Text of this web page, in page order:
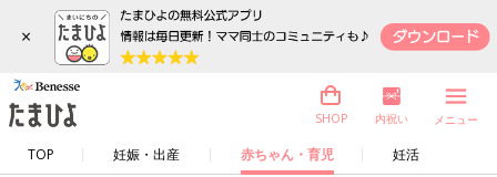
×
TOP 妊娠・出産 赤ちゃん・育児 妊活
SHOP 内祝い メニュー